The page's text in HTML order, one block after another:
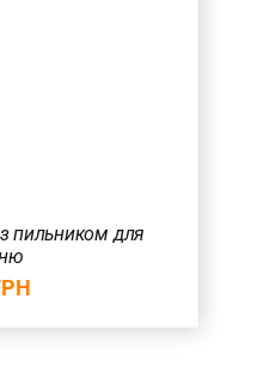
пильником для